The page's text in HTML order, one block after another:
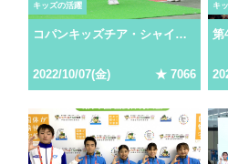
キッズの活躍
コパンキッズチア・シャイニーズ FC岐阜パフォーマンス
2022/10/07(金) ★ 7066
キ